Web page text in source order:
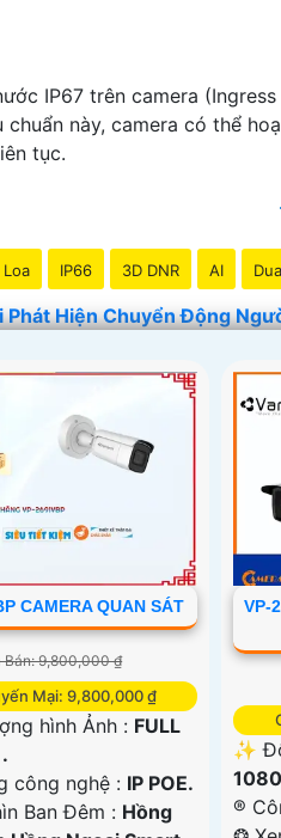
IP67 trên camera
chuẩn này, camera có thể
tục.
Loa IP66 3D DNR AI
Phát Hiện Chuyển Động
CAMERA QUAN SÁT
Bán: 9,800,000 ₫
Mại: 9,800,000 ₫
hình Ảnh : FULL
công nghệ : IP POE.
Ban Đêm : Hồng
VP-
✨
®️